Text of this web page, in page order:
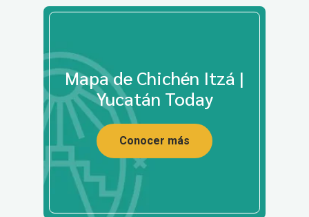
Mapa de Chichén Itzá |
Yucatán Today
Conocer más